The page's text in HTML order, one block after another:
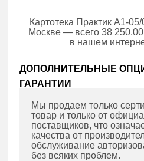
Картотека Практик A1-
Москве — всего 38
в нашем
ДОПОЛНИТЕЛЬНЫЕ
ГАРАНТИИ
Мы продаем только
товар и только от
поставщиков, что
качества от
обслуживание
без всяких проблем.